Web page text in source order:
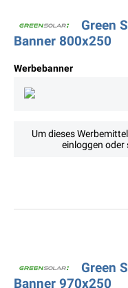
Green
Banner 800x250
Werbebanner
Um dieses
einloggen oder
Green
Banner 970x250